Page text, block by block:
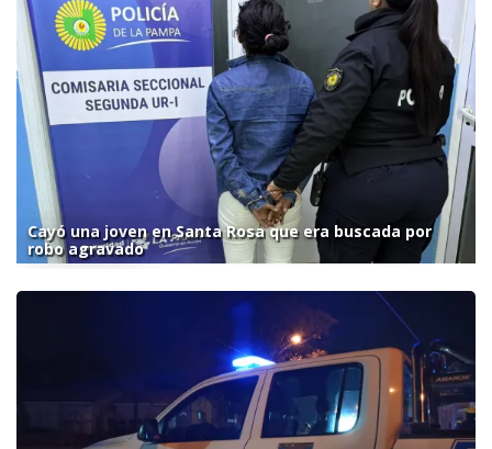
Cayó una joven en Santa Rosa que era buscada por
robo agravado